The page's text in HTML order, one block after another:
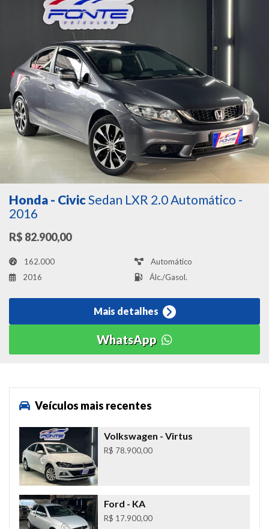
Honda - CivicSedan LXR 2.0 Automático -
2016
R$ 82.900,00
162.000
Automático
2016
Álc./Gasol.
Mais detalhes
WhatsApp
Veículos mais recentes
Volkswagen - Virtus
R$ 78.900,00
Ford - KA
R$ 17.900,00